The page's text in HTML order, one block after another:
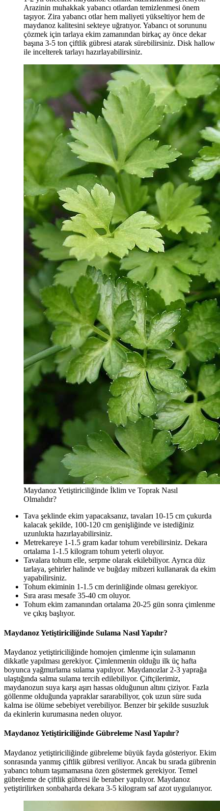
Arazinin muhakkak yabancı otlardan temizlenmesi önem
taşıyor. Zira yabancı otlar hem maliyeti yükseltiyor hem de
maydanoz kalitesini sekteye uğratıyor. Yabancı ot sorununu
çözmek için tarlaya ekim zamanından birkaç ay önce dekar
başına 3-5 ton çiftlik gübresi atarak sürebilirsiniz. Disk hallow
ile incelterek tarlayı hazırlayabilirsiniz.
Maydanoz Yetiştiriciliğinde İklim ve Toprak Nasıl
Olmalıdır?
Tava şeklinde ekim yapacaksanız, tavaları 10-15 cm çukurda
kalacak şekilde, 100-120 cm genişliğinde ve istediğiniz
uzunlukta hazırlayabilirsiniz.
Metrekareye 1-1.5 gram kadar tohum verebilirsiniz. Dekara
ortalama 1-1.5 kilogram tohum yeterli oluyor.
Tavalara tohum elle, serpme olarak ekilebiliyor. Ayrıca düz
tarlaya, şehirler halinde ve buğday mibzeri kullanarak da ekim
yapabilirsiniz.
Tohum ekiminin 1-1.5 cm derinliğinde olması gerekiyor.
Sıra arası mesafe 35-40 cm oluyor.
Tohum ekim zamanından ortalama 20-25 gün sonra çimlenme
ve çıkış başlıyor.
Maydanoz Yetiştiriciliğinde Sulama Nasıl Yapılır?
Maydanoz yetiştiriciliğinde homojen çimlenme için sulamanın
dikkatle yapılması gerekiyor. Çimlenmenin olduğu ilk üç hafta
boyunca yağmurlama sulama yapılıyor. Maydanozlar 2-3 yaprağa
ulaştığında salma sulama tercih edilebiliyor. Çiftçilerimiz,
maydanozun suya karşı aşırı hassas olduğunun altını çiziyor. Fazla
göllenme olduğunda yapraklar sararabiliyor, çok uzun süre suda
kalma ise ölüme sebebiyet verebiliyor. Benzer bir şekilde susuzluk
da ekinlerin kurumasına neden oluyor.
Maydanoz Yetiştiriciliğinde Gübreleme Nasıl Yapılır?
Maydanoz yetiştiriciliğinde gübreleme büyük fayda gösteriyor. Ekim
sonrasında yanmış çiftlik gübresi veriliyor. Ancak bu sırada gübrenin
yabancı tohum taşımamasına özen göstermek gerekiyor. Temel
gübreleme de çiftlik gübresi ile beraber yapılıyor. Maydanoz
yetiştirilirken sonbaharda dekara 3-5 kilogram saf azot uygulanıyor.